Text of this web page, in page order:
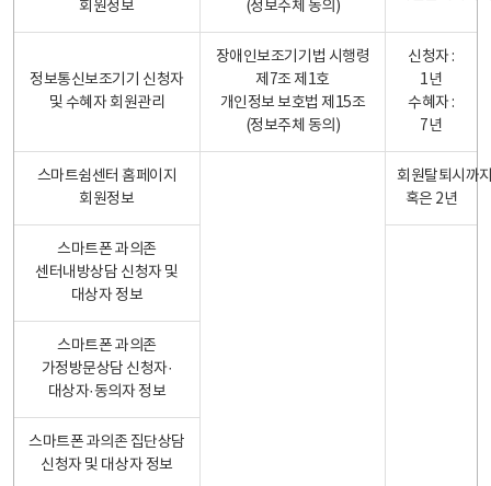
회원정보
(정보주체 동의)
정보통신보조기기 신청자
및 수혜자 회원관리
장애인보조기기법 시행령
제7조 제1호
개인정보 보호법 제15조
(정보주체 동의)
신청자 :
1년
수혜자 :
7년
스마트쉼센터 홈페이지
회원정보
회원탈퇴시까
혹은 2년
스마트폰 과의존
센터내방상담 신청자 및
대상자 정보
스마트폰 과의존
가정방문상담 신청자·
대상자·동의자 정보
스마트폰 과의존 집단상담
신청자 및 대상자 정보